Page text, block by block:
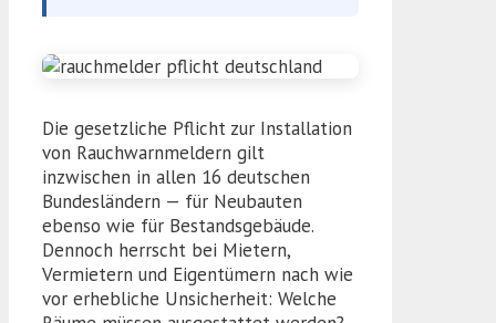
Die gesetzliche Pflicht zur Installation
von Rauchwarnmeldern gilt
inzwischen in allen 16 deutschen
Bundesländern — für Neubauten
ebenso wie für Bestandsgebäude.
Dennoch herrscht bei Mietern,
Vermietern und Eigentümern nach wie
vor erhebliche Unsicherheit: Welche